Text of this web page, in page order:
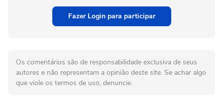
Fazer Login para participar
Os comentários são de responsabilidade exclusiva de seus
autores e não representam a opinião deste site. Se achar algo
que viole os termos de uso, denuncie.